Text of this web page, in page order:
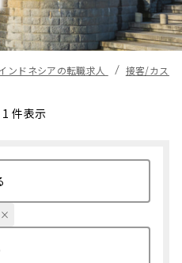
ンドネシアの転職求人 接客/カス
件表示